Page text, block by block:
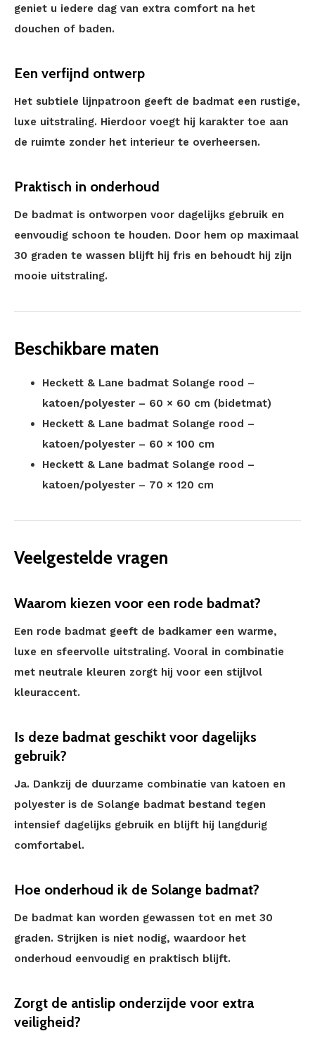
geniet u iedere dag van extra comfort na het
douchen of baden.
Een verfijnd ontwerp
Het subtiele lijnpatroon geeft de badmat een rustige,
luxe uitstraling. Hierdoor voegt hij karakter toe aan
de ruimte zonder het interieur te overheersen.
Praktisch in onderhoud
De badmat is ontworpen voor dagelijks gebruik en
eenvoudig schoon te houden. Door hem op maximaal
30 graden te wassen blijft hij fris en behoudt hij zijn
mooie uitstraling.
Beschikbare maten
Heckett & Lane badmat Solange rood –
katoen/polyester – 60 × 60 cm (bidetmat)
Heckett & Lane badmat Solange rood –
katoen/polyester – 60 × 100 cm
Heckett & Lane badmat Solange rood –
katoen/polyester – 70 × 120 cm
Veelgestelde vragen
Waarom kiezen voor een rode badmat?
Een rode badmat geeft de badkamer een warme,
luxe en sfeervolle uitstraling. Vooral in combinatie
met neutrale kleuren zorgt hij voor een stijlvol
kleuraccent.
Is deze badmat geschikt voor dagelijks
gebruik?
Ja. Dankzij de duurzame combinatie van katoen en
polyester is de Solange badmat bestand tegen
intensief dagelijks gebruik en blijft hij langdurig
comfortabel.
Hoe onderhoud ik de Solange badmat?
De badmat kan worden gewassen tot en met 30
graden. Strijken is niet nodig, waardoor het
onderhoud eenvoudig en praktisch blijft.
Zorgt de antislip onderzijde voor extra
veiligheid?